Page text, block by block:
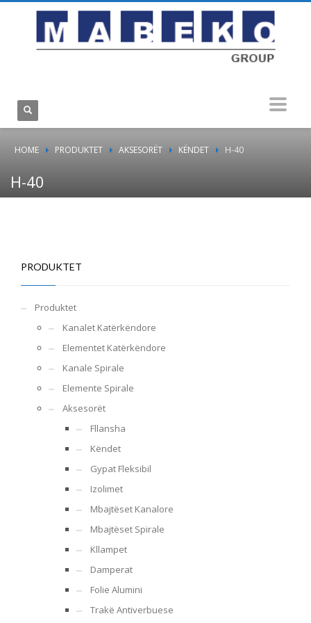
HOME PRODUKTET AKSESORËT KËNDET H-40
H-40
PRODUKTET
Produktet
Kanalet Katërkëndore
Elementet Katërkëndore
Kanale Spirale
Elemente Spirale
Aksesorët
Fllansha
Këndet
Gypat Fleksibil
Izolimet
Mbajtëset Kanalore
Mbajtëset Spirale
Kllampet
Damperat
Folie Alumini
Trakë Antiverbuese